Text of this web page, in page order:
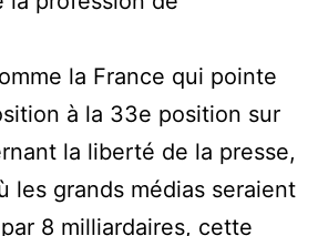
la France qui pointe
à la 33e position sur
la liberté de la presse,
les grands médias seraient
8 milliardaires, cette